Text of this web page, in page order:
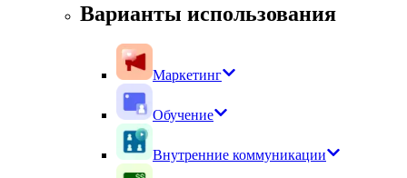
Варианты использования
Маркетинг
Обучение
Внутренние коммуникации